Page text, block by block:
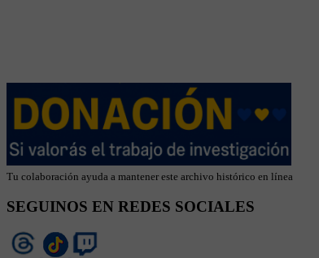
Tu colaboración ayuda a mantener este archivo histórico en línea
SEGUINOS EN REDES SOCIALES